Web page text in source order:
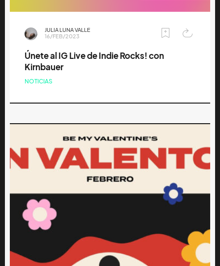
JULIA LUNA VALLE
16/FEB/2023
Únete al IG Live de Indie Rocks! con
Kirnbauer
NOTICIAS